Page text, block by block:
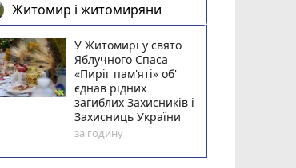
Житомир і житомиряни
У Житомирі у свято
Яблучного Спаса
«Пиріг пам'яті» об'
єднав рідних
загиблих Захисників і
Захисниць України
за годину